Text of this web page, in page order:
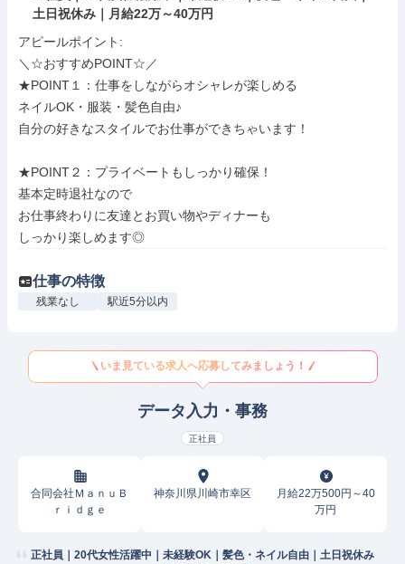
土日祝休み｜月給22万～40万円
アピールポイント:
＼☆おすすめPOINT☆／
★POINT１：仕事をしながらオシャレが楽しめる
ネイルOK・服装・髪色自由♪
自分の好きなスタイルでお仕事ができちゃいます！
★POINT２：プライベートもしっかり確保！
基本定時退社なので
お仕事終わりに友達とお買い物やディナーも
しっかり楽しめます◎
仕事の特徴
残業なし 駅近5分以内
いま見ている求人へ応募してみましょう！
データ入力・事務
正社員
合同会社ＭａｎｕＢ
ｒｉｄｇｅ
神奈川県川崎市幸区
月給22万500円～40
万円
正社員｜20代女性活躍中｜未経験OK｜髪色・ネイル自由｜土日祝休み